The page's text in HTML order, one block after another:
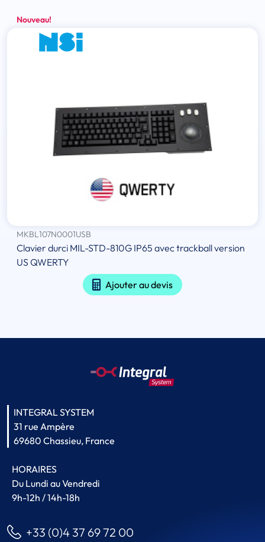
Nouveau!
MKBL107N0001USB
Clavier durci MIL-STD-810G IP65 avec trackball version
US QWERTY
Ajouter au devis
INTEGRAL SYSTEM
31 rue Ampère
69680 Chassieu, France
HORAIRES
Du Lundi au Vendredi
9h-12h / 14h-18h
+33 (0)4 37 69 72 00